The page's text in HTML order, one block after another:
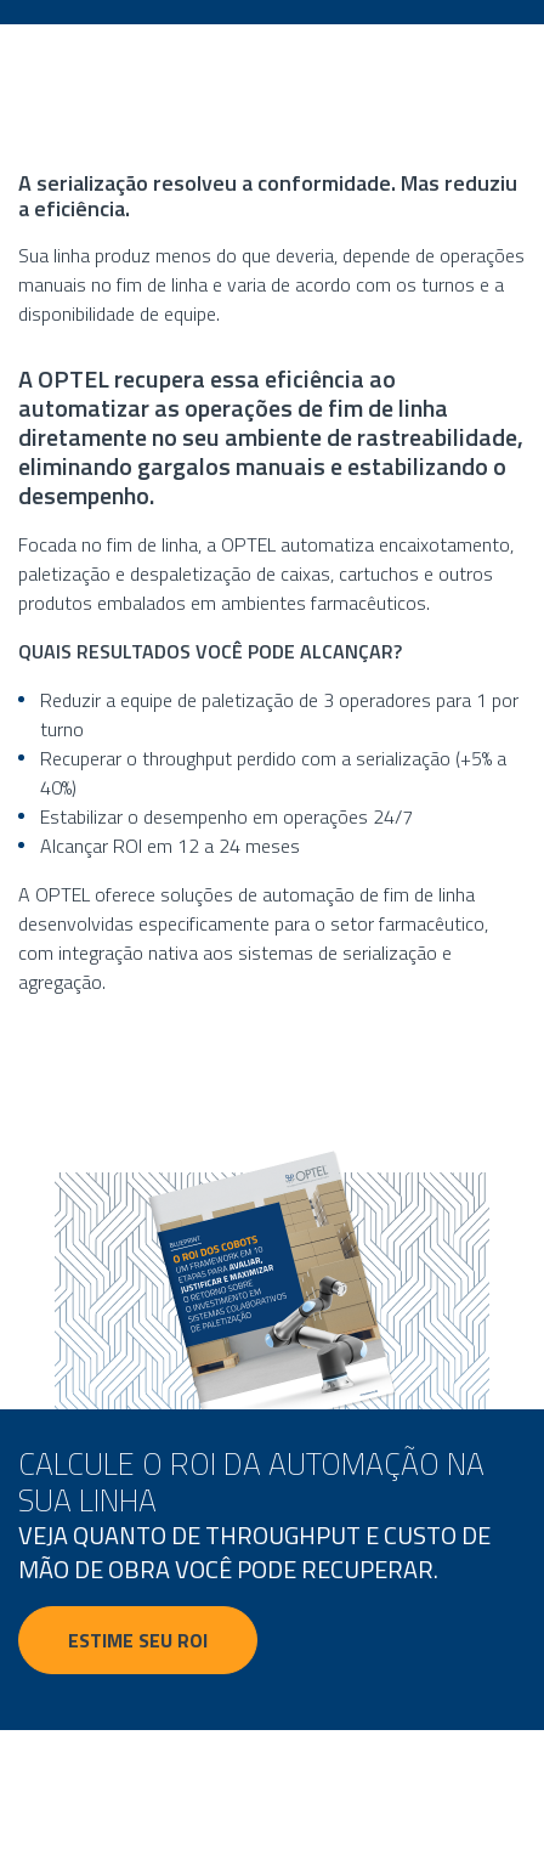
A serialização resolveu a conformidade. Mas reduziu
a eficiência.
Sua linha produz menos do que deveria, depende de operações
manuais no fim de linha e varia de acordo com os turnos e a
disponibilidade de equipe.
A OPTEL recupera essa eficiência ao
automatizar as operações de fim de linha
diretamente no seu ambiente de rastreabilidade,
eliminando gargalos manuais e estabilizando o
desempenho.
Focada no fim de linha, a OPTEL automatiza encaixotamento,
paletização e despaletização de caixas, cartuchos e outros
produtos embalados em ambientes farmacêuticos.
QUAIS RESULTADOS VOCÊ PODE ALCANÇAR?
Reduzir a equipe de paletização de 3 operadores para 1 por
turno
Recuperar o throughput perdido com a serialização (+5% a
40%)
Estabilizar o desempenho em operações 24/7
Alcançar ROI em 12 a 24 meses
A OPTEL oferece soluções de automação de fim de linha
desenvolvidas especificamente para o setor farmacêutico,
com integração nativa aos sistemas de serialização e
agregação.
CALCULE O ROI DA AUTOMAÇÃO NA
SUA LINHA
VEJA QUANTO DE THROUGHPUT E CUSTO DE
MÃO DE OBRA VOCÊ PODE RECUPERAR.
ESTIME SEU ROI